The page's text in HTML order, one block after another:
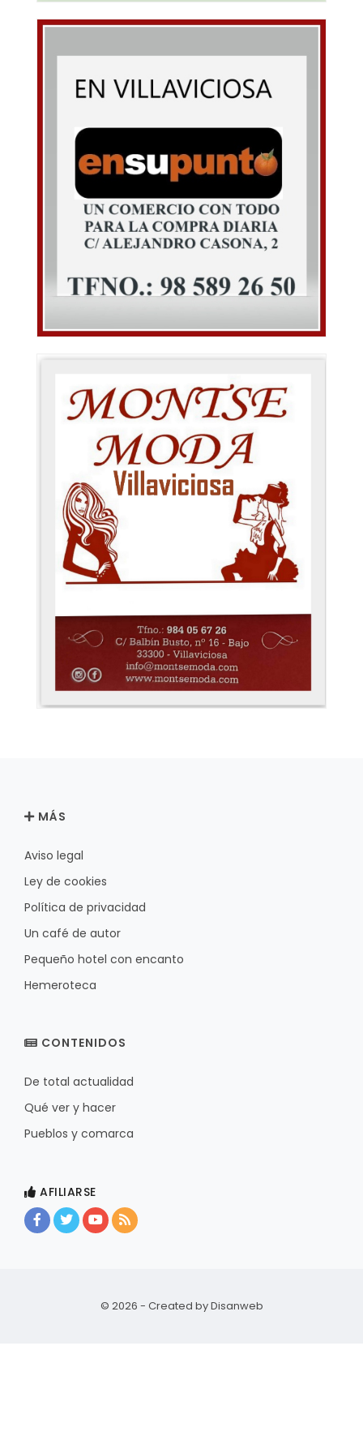
MÁS
Aviso legal
Ley de cookies
Política de privacidad
Un café de autor
Pequeño hotel con encanto
Hemeroteca
CONTENIDOS
De total actualidad
Qué ver y hacer
Pueblos y comarca
AFILIARSE
© 2026 - Created byDisanweb